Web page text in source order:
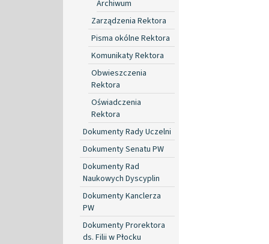
Archiwum
Zarządzenia Rektora
Pisma okólne Rektora
Komunikaty Rektora
Obwieszczenia
Rektora
Oświadczenia
Rektora
Dokumenty Rady Uczelni
Dokumenty Senatu PW
Dokumenty Rad
Naukowych Dyscyplin
Dokumenty Kanclerza
PW
Dokumenty Prorektora
ds. Filii w Płocku